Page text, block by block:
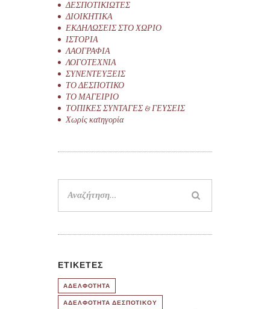
ΔΕΣΠΟΤΙΚΙΩΤΕΣ
ΔΙΟΙΚΗΤΙΚΑ
ΕΚΔΗΛΩΣΕΙΣ ΣΤΟ ΧΩΡΙΟ
ΙΣΤΟΡΙΑ
ΛΑΟΓΡΑΦΙΑ
ΛΟΓΟΤΕΧΝΙΑ
ΣΥΝΕΝΤΕΥΞΕΙΣ
ΤΟ ΔΕΣΠΟΤΙΚΟ
ΤΟ ΜΑΓΕΙΡΙΟ
ΤΟΠΙΚΕΣ ΣΥΝΤΑΓΕΣ & ΓΕΥΣΕΙΣ
Χωρίς κατηγορία
για:
ΕΤΙΚΈΤΕΣ
ΑΔΕΛΦΟΤΗΤΑ
ΑΔΕΛΦΟΤΗΤΑ ΔΕΣΠΟΤΙΚΟΥ